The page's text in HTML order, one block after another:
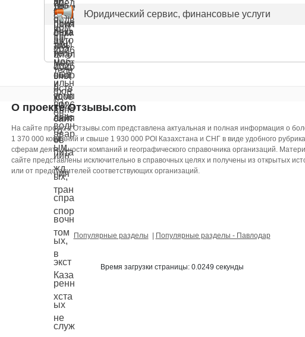
Юридический сервис, финансовые услуги
О проекте Отзывы.com
На сайте проекта Отзывы.com представлена актуальная и полная информация о
1 370 000 компаний и свыше 1 930 000 POI Казахстана и СНГ в виде удобного
сферам деятельности компаний и географического справочника организаций.
сайте представлены исключительно в справочных целях и получены из открытых
или от представителей соответствующих организаций.
Популярные разделы Популярные разделы - Павлодар
Время загрузки страницы: 0.0249 секунды